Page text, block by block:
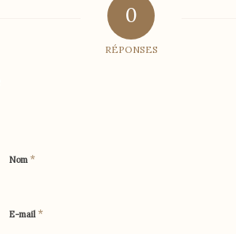
0
RÉPONSES
Nom *
E-mail *